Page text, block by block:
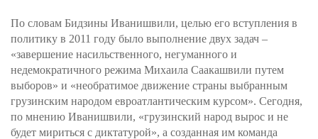
По словам Бидзины Иванишвили, целью его вступления в
политику в 2011 году было выполнение двух задач –
«завершение насильственного, негуманного и
недемократичного режима Михаила Саакашвили путем
выборов» и «необратимое движение страны выбранным
грузинским народом евроатлантическим курсом». Сегодня,
по мнению Иванишвили, «грузинский народ вырос и не
будет мириться с диктатурой», а созданная им команда